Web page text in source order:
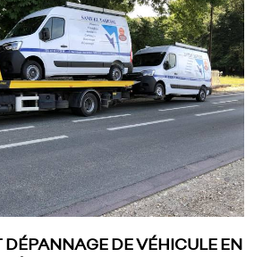
DÉPANNAGE DE VÉHICULE EN